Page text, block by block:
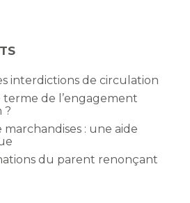
interdictions de circulation
de l’engagement
?
: une aide
du parent renonçant